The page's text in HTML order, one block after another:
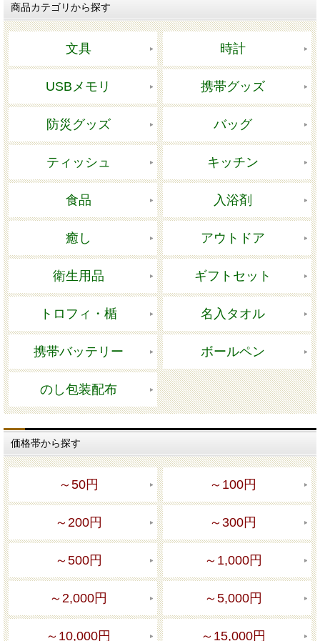
商品カテゴリから探す
文具 時計
USBメモリ 携帯グッズ
防災グッズ バッグ
ティッシュ キッチン
食品 入浴剤
癒し アウトドア
衛生用品 ギフトセット
トロフィ・楯 名入タオル
携帯バッテリー ボールペン
のし包装配布
価格帯から探す
～50円 ～100円
～200円 ～300円
～500円 ～1,000円
～2,000円 ～5,000円
～10,000円 ～15,000円